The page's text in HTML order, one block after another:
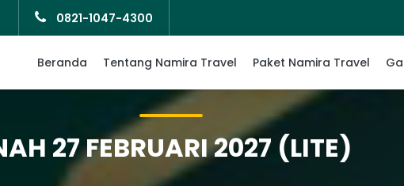
0821-1047-4300
Beranda Tentang Namira Travel Paket Namira Travel
27 FEBRUARI 2027 (LITE)